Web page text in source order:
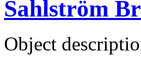
Sahlström
Object